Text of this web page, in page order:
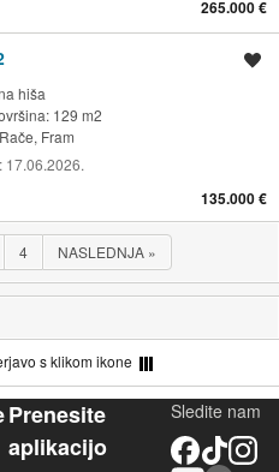
265.000 €
hiša
129 m2
Rače, Fram
17.06.2026.
135.000 €
4 NASLEDNJA »
s klikom ikone
Prenesite
aplikacijo
Sledite nam